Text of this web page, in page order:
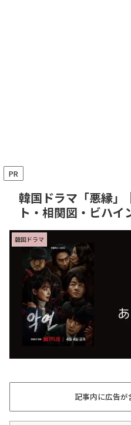
PR
韓国ドラマ「悪縁」
ト・相関図・ビハイ
韓国ドラマ
記事内に広告が